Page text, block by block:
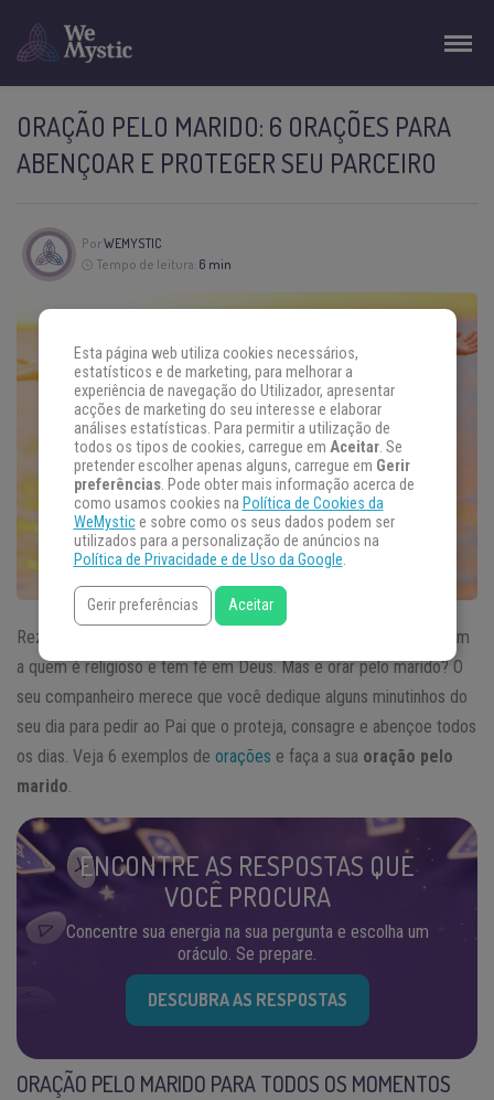
ORAÇÃO PELO MARIDO: 6 ORAÇÕES PARA
ABENÇOAR E PROTEGER SEU PARCEIRO
PorWEMYSTIC
Tempo de leitura: 6 min
Rezar pelos filhos, pela família ou pela saúde é algo muito comum
a quem é religioso e tem fé em Deus. Mas e orar pelo marido? O
seu companheiro merece que você dedique alguns minutinhos do
seu dia para pedir ao Pai que o proteja, consagre e abençoe todos
os dias. Veja 6 exemplos de orações e faça a sua oração pelo
marido
ENCONTRE AS RESPOSTAS QUE
VOCÊ PROCURA
Concentre sua energia na sua pergunta e escolha um
oráculo. Se prepare.
DESCUBRA AS RESPOSTAS
ORAÇÃO PELO MARIDO PARA TODOS OS MOMENTOS
Esta página web utiliza cookies necessários,
estatísticos e de marketing, para melhorar a
experiência de navegação do Utilizador, apresentar
acções de marketing do seu interesse e elaborar
análises estatísticas. Para permitir a utilização de
todos os tipos de cookies, carregue em Aceitar. Se
pretender escolher apenas alguns, carregue em Gerir
preferências. Pode obter mais informação acerca de
como usamos cookies na Política de Cookies da
WeMystice sobre como os seus dados podem ser
utilizados para a personalização de anúncios na
Política de Privacidade e de Uso da Google.
Gerir preferências Aceitar